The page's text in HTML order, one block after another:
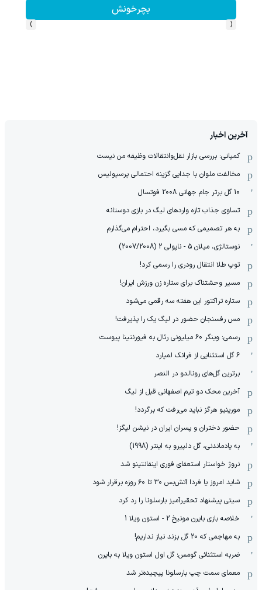
بچرخونش
‹
›
آخرین اخبار
کمپانی: بررسی بازار نقل‌وانتقالات وظیفه من نیست
مخالفت ملوان با جدایی گزینه احتمالی پرسپولیس
10 گل برتر جام جهانی 2008 فوتسال
تساوی جذاب تازه واردهای لیگ در بازی دوستانه
به هر تصمیمی که مسی بگیرد، احترام می‌گذارم
نوستالژی، میلان 5 - ناپولی 2 (2007/2008)
توپ طلا انتقال رودری را رسمی کرد!
مسیر وحشتناک برای ستاره زن ورزش ایران!
ستاره تراکتور این هفته سه رقمی می‌شود
مس رفسنجان حضور در لیگ یک را پذیرفت!
رسمی: وینگر 60 میلیونی رئال به فیورنتینا پیوست
6 گل استثنایی از فرانک لمپارد
برترین گل‌های رونالدو در النصر
آخرین محک دو تیم اصفهانی قبل از لیگ
مورینیو هرگز نباید می‌رفت که برگردد!
حضور دختران و پسران ایران در نیشن لیگز!
به یادماندنی، گل دلپیرو به اینتر (1998)
نروژ خواستار استعفای فوری اینفانتینو شد
شاید امروز یا فردا آتش‌بس ۳۰ تا ۶۰ روزه برقرار شود
سیتی پیشنهاد تحقیرآمیز بارسلونا را رد کرد
خلاصه بازی بایرن مونیخ 2 - استون ویلا 1
به مهاجمی که 20 گل بزند نیاز نداریم!
ضربه استثنائی گومس؛ گل اول استون ویلا به بایرن
معمای سمت چپ بارسلونا پیچیده‌تر شد